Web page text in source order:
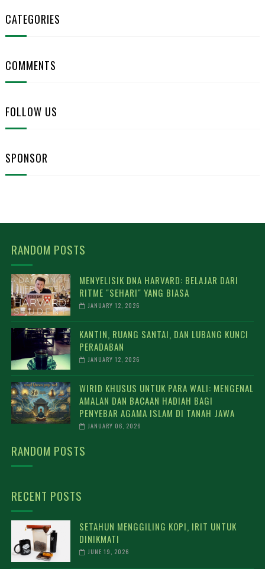
CATEGORIES
COMMENTS
FOLLOW US
SPONSOR
RANDOM POSTS
MENYELISIK DNA HARVARD: BELAJAR DARI
RITME "SEHARI" YANG BIASA
JANUARY 12, 2026
KANTIN, RUANG SANTAI, DAN LUBANG KUNCI
PERADABAN
JANUARY 12, 2026
WIRID KHUSUS UNTUK PARA WALI: MENGENAL
AMALAN DAN BACAAN HADIAH BAGI
PENYEBAR AGAMA ISLAM DI TANAH JAWA
JANUARY 06, 2026
RANDOM POSTS
RECENT POSTS
SETAHUN MENGGILING KOPI, IRIT UNTUK
DINIKMATI
JUNE 19, 2026